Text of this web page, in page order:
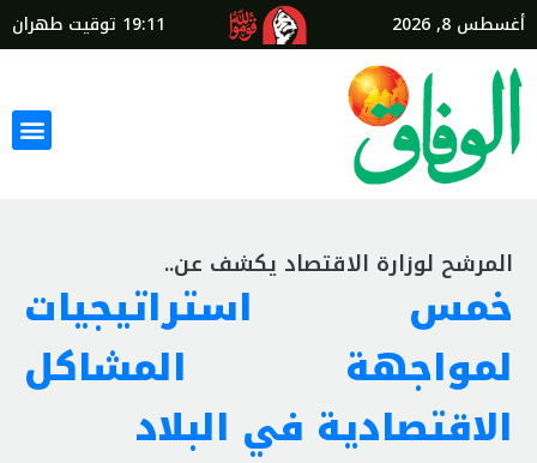
أغسطس 8, 2026 19:11 توقيت طهران
المرشح لوزارة الاقتصاد يكشف عن..
خمس استراتيجيات
لمواجهة المشاكل
الاقتصادية في البلاد